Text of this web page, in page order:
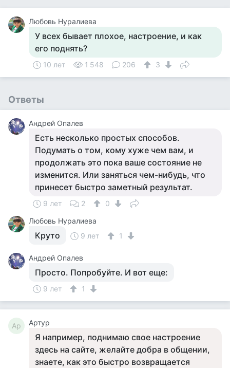
Любовь Нуралиева
У всех бывает плохое, настроение, и как
его поднять?
10 лет 1 548 206 3
Ответы
Андрей Опалев
Есть несколько простых способов.
Подумать о том, кому хуже чем вам, и
продолжать это пока ваше состояние не
изменится. Или заняться чем-нибудь, что
принесет быстро заметный результат.
9 лет 2
0
Любовь Нуралиева
Круто 9 лет 1
Андрей Опалев
Просто. Попробуйте. И вот еще:
9 лет 1
Ар Артур
Я например, поднимаю свое настроение
здесь на сайте, желайте добра в общении,
знаете, как это быстро возвращается